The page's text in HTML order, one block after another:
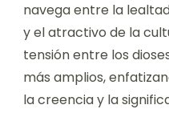
navega entre la
y el atractivo de la
tensión entre los
más amplios,
la creencia y la